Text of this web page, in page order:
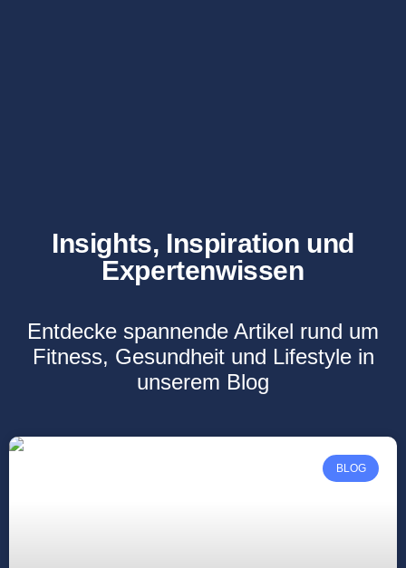
Insights, Inspiration und
Expertenwissen
Entdecke spannende Artikel rund um
Fitness, Gesundheit und Lifestyle in
unserem Blog
BLOG